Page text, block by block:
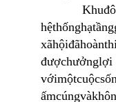
Khuđô
hệthốnghạtầng
xãhộiđãhoàn
đượchưởnglợi
vớimộtcuộc
ấmcúngvà